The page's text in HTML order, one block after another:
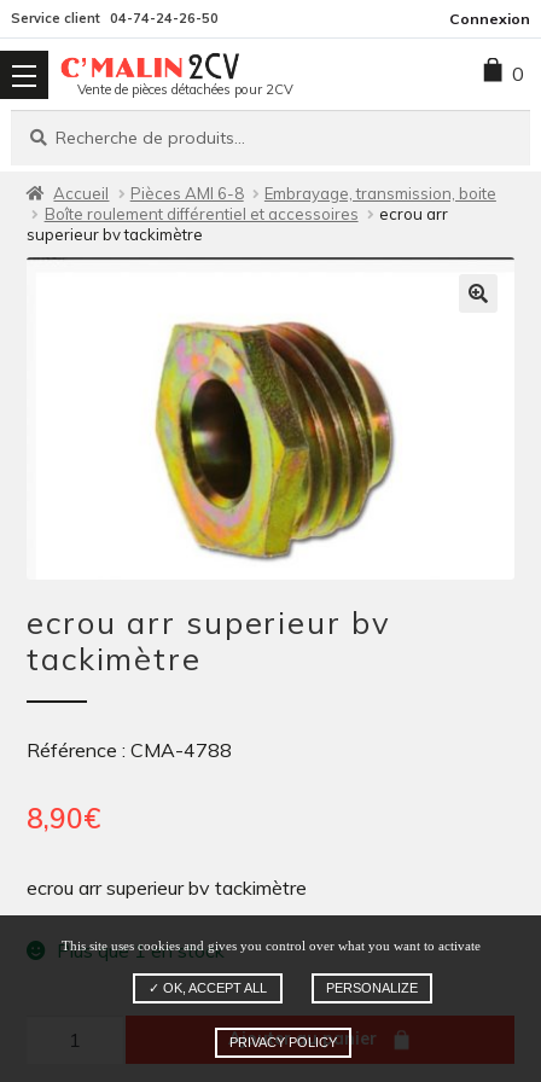
la
navigation
contenu
Service client 04-74-24-26-50 Connexion
Vente de pièces détachées pour 2CV
Recherche
Recherche
0
Accueil Pièces AMI 6-8
Embrayage, transmission, boite
Boîte roulement différentiel et accessoires
ecrou arr
superieur bv tackimètre
ecrou arr superieur bv
tackimètre
Référence : CMA-4788
8,90€
ecrou arr superieur bv tackimètre
Plus que 1 en stock
quantité
Ajouter au panier
This site uses cookies and gives you control over what you want to activate
✓ OK, ACCEPT ALL PERSONALIZE
PRIVACY POLICY